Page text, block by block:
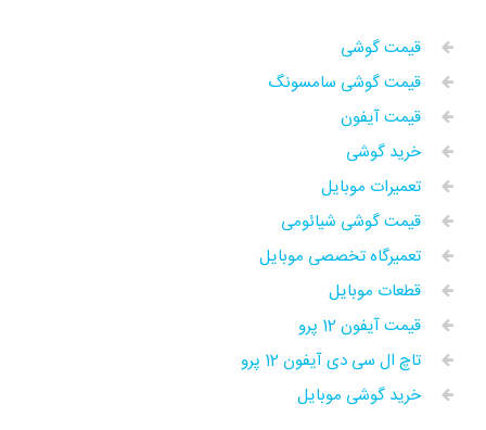
قیمت گوشی
قیمت گوشی سامسونگ
قیمت آیفون
خرید گوشی
تعمیرات موبایل
قیمت گوشی شیائومی
تعمیرگاه تخصصی موبایل
قطعات موبایل
قیمت آیفون 12 پرو
تاچ ال سی دی آیفون 12 پرو
خرید گوشی موبایل